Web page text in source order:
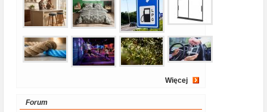
Więcej
Forum